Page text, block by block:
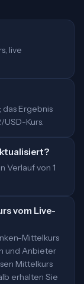
live
Ergebnis
USD-Kurs.
Verlauf von 1
vom Live-
Mittelkurs
und Anbieter
Mittelkurs
erhalten Sie